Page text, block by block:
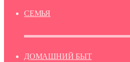
СЕМЬЯ
ДОМАШНИЙ БЫТ